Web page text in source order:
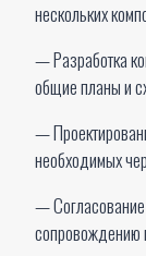
нескольких
— Разработка
общие планы и
—
необходимых
— Согласование
сопровождению